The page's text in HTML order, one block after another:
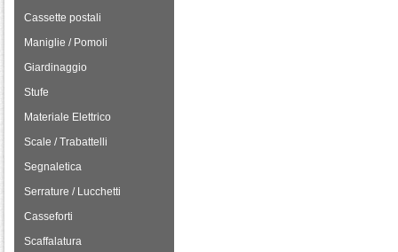
Cassette postali
Maniglie / Pomoli
Giardinaggio
Stufe
Materiale Elettrico
Scale / Trabattelli
Segnaletica
Serrature / Lucchetti
Casseforti
Scaffalatura